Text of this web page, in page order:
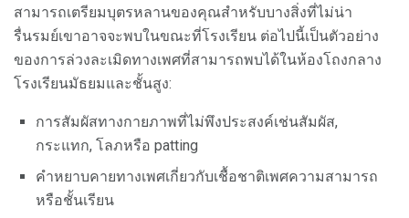
สามารถเตรียมบุตรหลานของคุณสำหรับบางสิ่งที่ไม่น่า
รื่นรมย์เขาอาจจะพบในขณะที่โรงเรียน ต่อไปนี้เป็นตัวอย่าง
ของการล่วงละเมิดทางเพศที่สามารถพบได้ในห้องโถงกลาง
โรงเรียนมัธยมและชั้นสูง:
การสัมผัสทางกายภาพที่ไม่พึงประสงค์เช่นสัมผัส,
กระแทก, โลภหรือ patting
คำหยาบคายทางเพศเกี่ยวกับเชื้อชาติเพศความสามารถ
หรือชั้นเรียน